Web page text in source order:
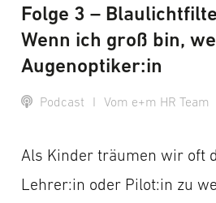
Folge 3 –
Wenn ich groß bin,
Augenoptiker:in
Podcast I Vom e+m HR Team
Als Kinder träumen wir oft
Lehrer:in oder Pilot:in zu